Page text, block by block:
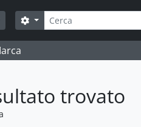
Cerca
Search options
trovato